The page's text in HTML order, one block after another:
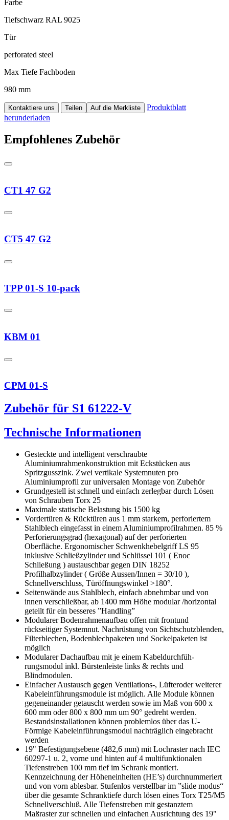
Farbe
Tiefschwarz RAL 9025
Tür
perforated steel
Max Tiefe Fachboden
980 mm
Kontaktiere uns Teilen Auf die Merkliste
Produktblatt
herunderladen
Empfohlenes Zubehör
CT1 47 G2
CT5 47 G2
TPP 01-S 10-pack
KBM 01
CPM 01-S
Zubehör für S1 61222-V
Technische Informationen
Gesteckte und intelligent verschraubte
Aluminiumrahmenkonstruktion mit Eckstücken aus
Spritzgusszink. Zwei vertikale Systemnuten pro
Aluminiumprofil zur universalen Montage von Zubehör
Grundgestell ist schnell und einfach zerlegbar durch Lösen
von Schrauben Torx 25
Maximale statische Belastung bis 1500 kg
Vordertüren & Rücktüren aus 1 mm starkem, perforiertem
Stahlblech eingefasst in einem Aluminiumprofilrahmen. 85 %
Perforierungsgrad (hexagonal) auf der perforierten
Oberfläche. Ergonomischer Schwenkhebelgriff LS 95
inklusive Schließzylinder und Schlüssel 101 ( Enoc
Schließung ) austauschbar gegen DIN 18252
Profilhalbzylinder ( Größe Aussen/Innen = 30/10 ),
Schnellverschluss, Türöffnungswinkel >180°.
Seitenwände aus Stahlblech, einfach abnehmbar und von
innen verschließbar, ab 1400 mm Höhe modular /horizontal
geteilt für ein besseres ”Handling”
Modularer Bodenrahmenaufbau offen mit frontund
rückseitiger Systemnut. Nachrüstung von Sichtschutzblenden,
Filterblechen, Bodenblechpaketen und Sockelpaketen ist
möglich
Modularer Dachaufbau mit je einem Kabeldurchfüh-
rungsmodul inkl. Bürstenleiste links & rechts und
Blindmodulen.
Einfacher Austausch gegen Ventilations-, Lüfteroder weiterer
Kabeleinführungsmodule ist möglich. Alle Module können
gegeneinander getauscht werden sowie im Maß von 600 x
600 mm oder 800 x 800 mm um 90° gedreht werden.
Bestandsinstallationen können problemlos über das U-
Förmige Kabeleinführungsmodul nachträglich eingebracht
werden
19" Befestigungsebene (482,6 mm) mit Lochraster nach IEC
60297-1 u. 2, vorne und hinten auf 4 multifunktionalen
Tiefenstreben 100 mm tief im Schrank montiert.
Kennzeichnung der Höheneinheiten (HE’s) durchnummeriert
und von vorn ablesbar. Stufenlos verstellbar im ”slide modus“
über die gesamte Schranktiefe durch lösen eines Torx T25/M5
Schnellverschluß. Alle Tiefenstreben mit gestanztem
Maßraster zur schnellen und einfachen Ausrichtung des 19"